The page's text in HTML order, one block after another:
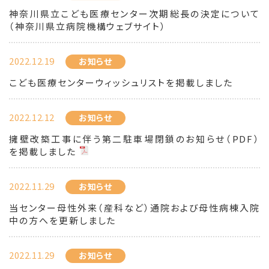
神奈川県立こども医療センター次期総長の決定について
（神奈川県立病院機構ウェブサイト）
2022.12.19 お知らせ
こども医療センターウィッシュリストを掲載しました
2022.12.12 お知らせ
擁壁改築工事に伴う第二駐車場閉鎖のお知らせ（PDF）
を掲載しました
2022.11.29 お知らせ
当センター母性外来（産科など）通院および母性病棟入院
中の方へを更新しました
2022.11.29 お知らせ